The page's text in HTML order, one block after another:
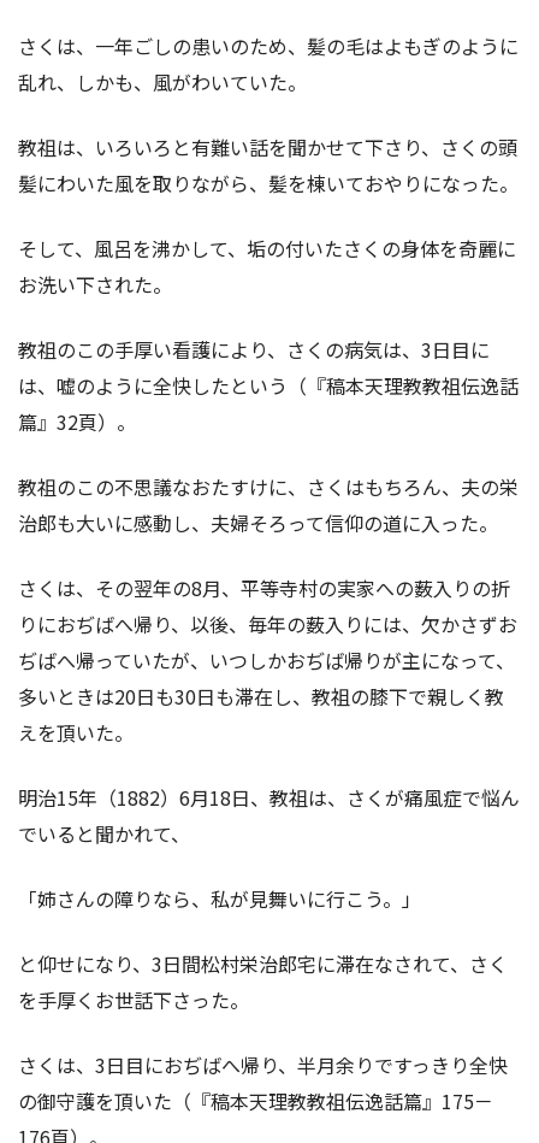
さくは、一年ごしの患いのため、髪の毛はよもぎのように
乱れ、しかも、風がわいていた。
教祖は、いろいろと有難い話を聞かせて下さり、さくの頭
髪にわいた風を取りながら、髪を棟いておやりになった。
そして、風呂を沸かして、垢の付いたさくの身体を奇麗に
お洗い下された。
教祖のこの手厚い看護により、さくの病気は、3日目に
は、嘘のように全快したという（『稿本天理教教祖伝逸話
篇』32頁）。
教祖のこの不思議なおたすけに、さくはもちろん、夫の栄
治郎も大いに感動し、夫婦そろって信仰の道に入った。
さくは、その翌年の8月、平等寺村の実家への薮入りの折
りにおぢばへ帰り、以後、毎年の薮入りには、欠かさずお
ぢばへ帰っていたが、いつしかおぢば帰りが主になって、
多いときは20日も30日も滞在し、教祖の膝下で親しく教
えを頂いた。
明治15年（1882）6月18日、教祖は、さくが痛風症で悩ん
でいると聞かれて、
「姉さんの障りなら、私が見舞いに行こう。」
と仰せになり、3日間松村栄治郎宅に滞在なされて、さく
を手厚くお世話下さった。
さくは、3日目におぢばへ帰り、半月余りですっきり全快
の御守護を頂いた（『稿本天理教教祖伝逸話篇』175－
176頁）。